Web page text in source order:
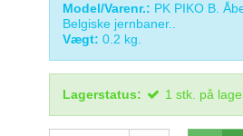
Model/Varenr.: PK PIKO B.
Belgiske jernbaner..
Vægt: 0.2 kg.
Lagerstatus: 1 stk. på